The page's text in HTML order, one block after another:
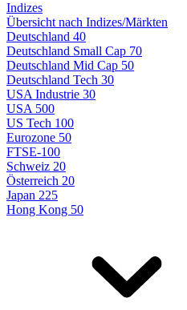
Indizes
Übersicht nach Indizes/Märkten
Deutschland 40
Deutschland Small Cap 70
Deutschland Mid Cap 50
Deutschland Tech 30
USA Industrie 30
USA 500
US Tech 100
Eurozone 50
FTSE-100
Schweiz 20
Österreich 20
Japan 225
Hong Kong 50